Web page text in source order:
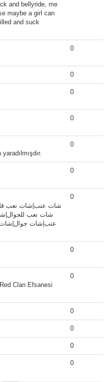
and bellyride, me
maybe a girl can
and suck
0
0
0
0
0
0
شات عتب|شات تعب
شات تعب
عتب|شات جوال|شات
0
0
Clan Efsanesi
0
0
0
0
0